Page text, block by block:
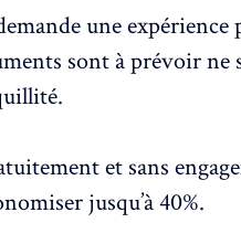
une
sont à prévoir ne
et sans
jusqu’à 40%.